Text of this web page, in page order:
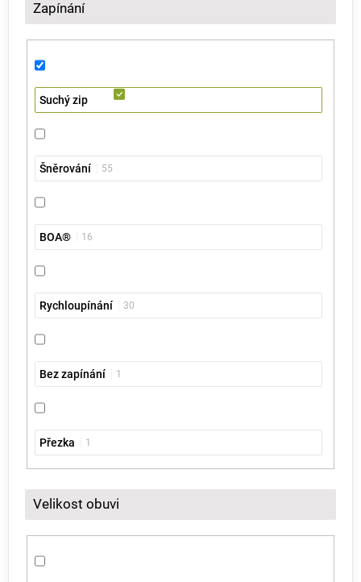
Zapínání
Suchý zip
Šněrování 55
BOA® 16
Rychloupínání 30
Bez zapínání 1
Přezka 1
Velikost obuvi